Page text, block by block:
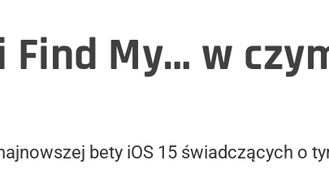
My… w
bety iOS 15 świadczących o